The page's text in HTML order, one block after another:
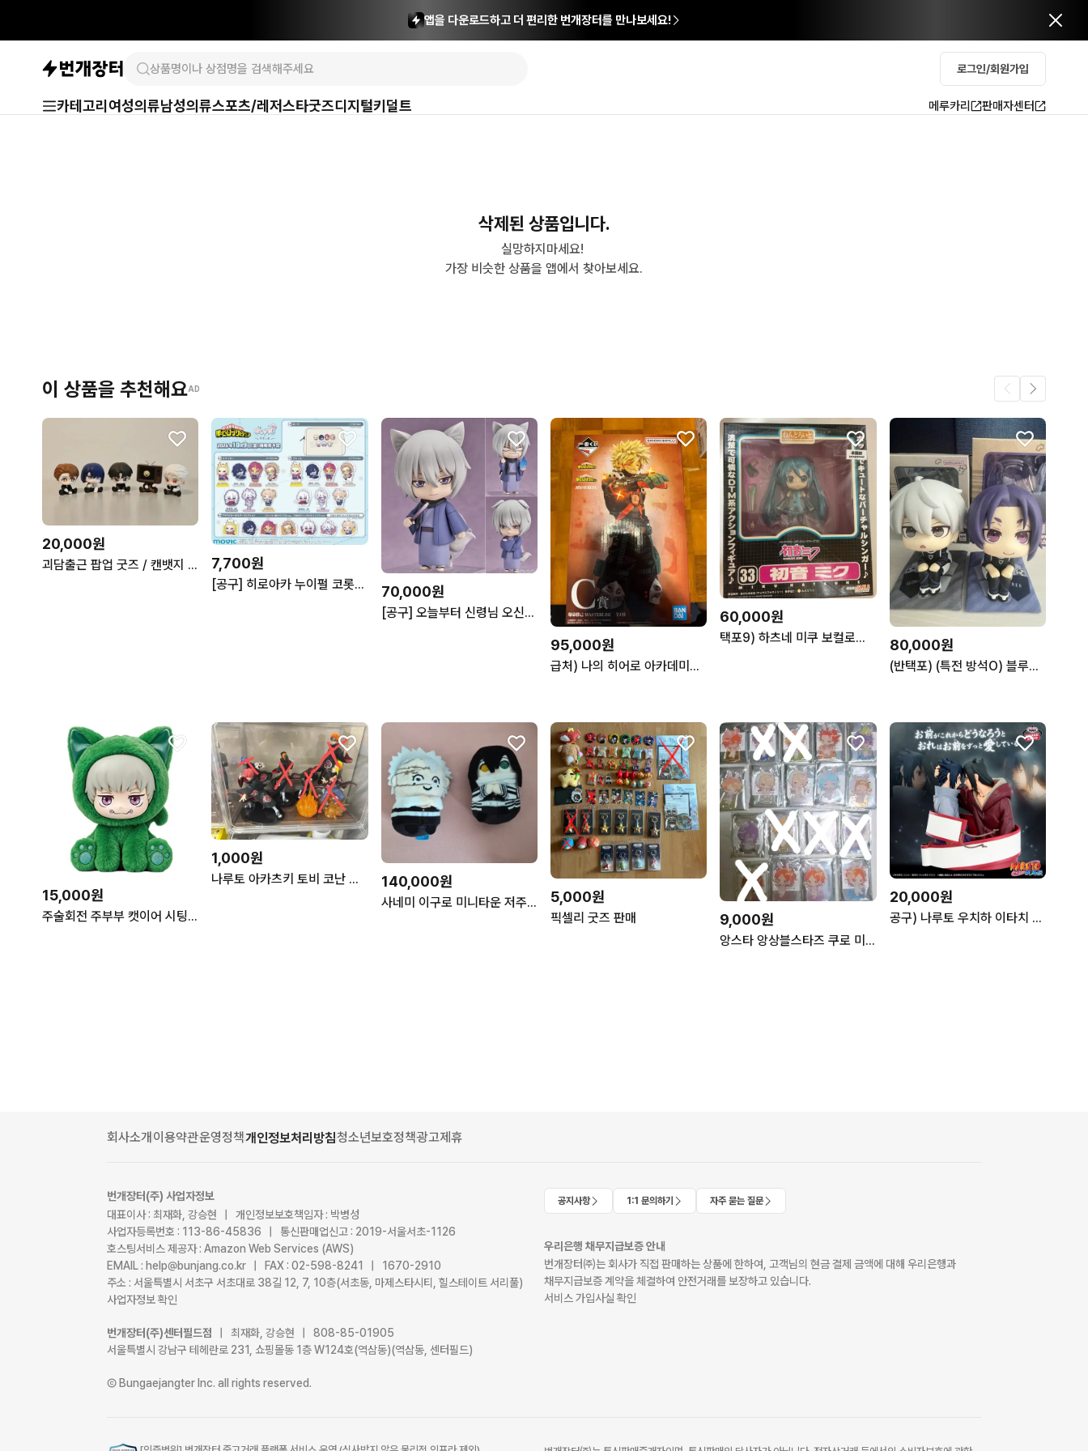
앱을 다운로드하고 더 편리한 번개장터를 만나보세요!
로그인/회원가입
카테고리 여성의류남성의류스포츠/레저스타굿즈디지털키덜트 메루카리 판매자센터
삭제된 상품입니다.
실망하지마세요!
가장 비슷한 상품을 앱에서 찾아보세요.
이 상품을 추천해요AD
20,000원
괴담출근 팝업 굿즈 / 캔뱃지 <-> 모두앉아피규어 / 김솔음 최요원 류재관 이자헌 백사헌 포도 히든솔음 J3 7,700원
[공구] 히로아카 누이펄 코롯토 스티커 다비 시가라키 토가 호크스 엔데버 아이자와 올마이트 70,000원
[공구] 오늘부터 신령님 오신령 넨도 재판 넨도로이드
95,000원
급처) 나의 히어로 아카데미아 바쿠고 C상 제일복권 피규어
60,000원
택포9) 하츠네 미쿠 보컬로이드 보카로 넨도로이드 33번 고전 미소녀 피규어 80,000원
(반택포) (특전 방석O) 블루록 나기 레오 룩업 피규어
15,000원
주술회전 주부부 캣이어 시팅파티 시리즈 - 이누마키 토게
1,000원
나루토 아카츠키 토비 코난 페인 데이다라 이타치 사소리 피규어 140,000원
사네미 이구로 미니타운 저주인형 귀멸의칼날 탄지로 이노스케 미츠리 무잔 렌고쿠 쿄쥬로 5,000원
픽셀리 굿즈 판매 9,000원
앙스타 앙상블스타즈 쿠로 미카 아이라 마요이 쥰 카오루 스바루 호쿠토 하지메 아라시 코가 츠무기
20,000원
공구) 나루토 우치하 이타치 사스케 질풍전 피규어
회사소개 이용약관운영정책개인정보처리방침청소년보호정책광고제휴
번개장터(주) 사업자정보
대표이사 : 최재화, 강승현 | 개인정보보호책임자 : 박병성
사업자등록번호 : 113-86-45836 | 통신판매업신고 : 2019-서울서초-1126
호스팅서비스 제공자 : Amazon Web Services (AWS)
EMAIL : help@bunjang.co.kr | FAX : 02-598-8241 | 1670-2910
주소 : 서울특별시 서초구 서초대로 38길 12, 7, 10층(서초동, 마제스타시티, 힐스테이트 서리풀)
사업자정보 확인
번개장터(주)센터필드점
| 최재화, 강승현 | 808-85-01905
서울특별시 강남구 테헤란로 231, 쇼핑몰동 1층 W124호(역삼동)(역삼동, 센터필드)
Ⓒ Bungaejangter Inc. all rights reserved.
공지사항 1:1 문의하기 자주 묻는 질문
우리은행 채무지급보증 안내
번개장터㈜는 회사가 직접 판매하는 상품에 한하여, 고객님의 현금 결제 금액에 대해 우리은행과
채무지급보증 계약을 체결하여 안전거래를 보장하고 있습니다.
서비스 가입사실 확인